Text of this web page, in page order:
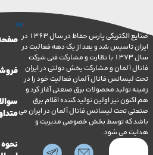
صنایع الکتریکی پارس حفاظ در سال 1363 در
شد و بعد از یک دهه فعالیت در
سال 1373 با نظارت و مشارکت فنی شرکت
و مشارکت بخش دولتی در ایران
فانال آلمان فعالیت خود را در
محصولات برق صنعتی آغاز کرد و
نیز اولین تولید کننده اقلام برق
لیسانس فانال آلمان در ایران می
توسط بخش خصوصی مدیریت و
می شود.
صفحه اصلی
فروشگاه
سوالات
متداول
نحوه خرید و